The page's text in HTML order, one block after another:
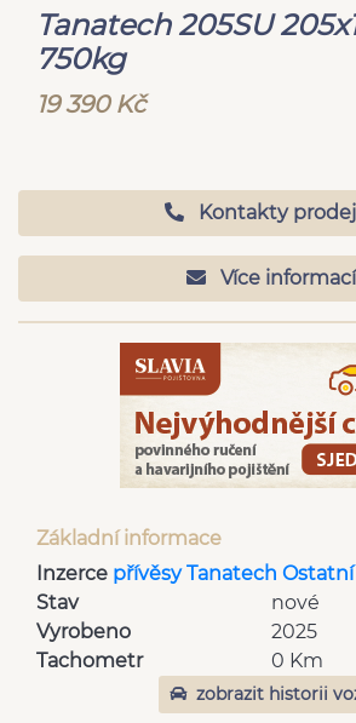
Tanatech 205SU
750kg
19 390 Kč
Kontakty
Více informací
Základní informace
Inzerce přívěsy Tanatech Ostatní
Stav
nové
Vyrobeno
2025
Tachometr
0 Km
zobrazit historii